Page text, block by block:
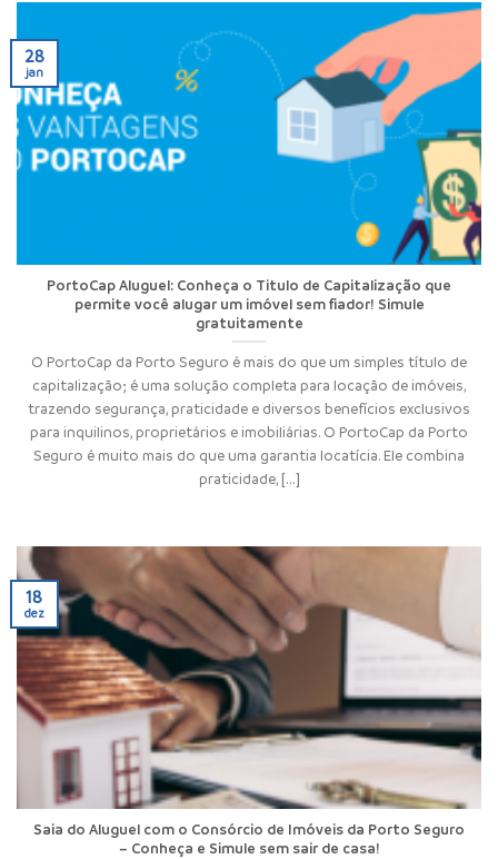
PortoCap Aluguel: Conheça o Titulo de Capitalização que
permite você alugar um imóvel sem fiador! Simule
gratuitamente
O PortoCap da Porto Seguro é mais do que um simples título de
capitalização; é uma solução completa para locação de imóveis,
trazendo segurança, praticidade e diversos benefícios exclusivos
para inquilinos, proprietários e imobiliárias. O PortoCap da Porto
Seguro é muito mais do que uma garantia locatícia. Ele combina
praticidade, [...]
28
jan
Saia do Aluguel com o Consórcio de Imóveis da Porto Seguro
– Conheça e Simule sem sair de casa!
18
dez